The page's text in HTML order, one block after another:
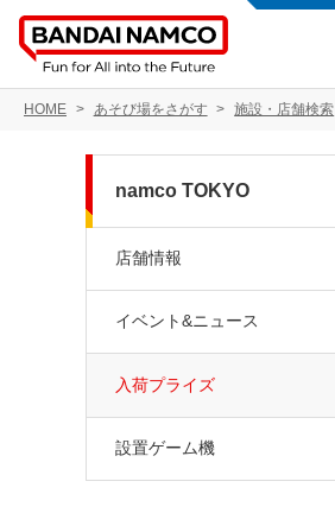
HOME あそび場をさがす 施設・店舗検索
namco TOKYO
店舗情報
イベント&ニュース
入荷プライズ
設置ゲーム機